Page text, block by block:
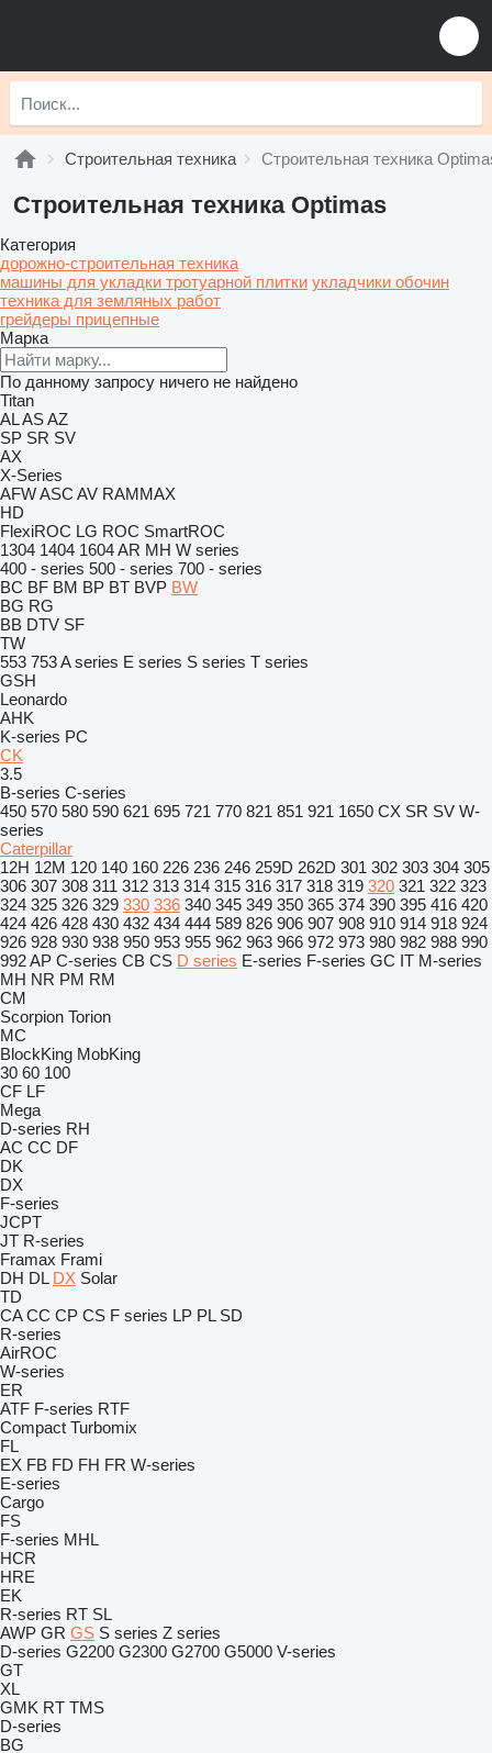
Строительная техника Строительная техника
Строительная техника Optimas
Категория
дорожно-строительная техника
машины для укладки тротуарной плитки укладчики обочин
техника для земляных работ
грейдеры прицепные
Марка
По данному запросу ничего не найдено
Titan
ALASAZ
SP SR SV
AX
X-Series
AFWASC AV RAMMAX
HD
FlexiROC LG ROC SmartROC
1304 1404 1604AR MH W series
400 - series 500 - series 700 - series
BC BF BM BP BT BVP BW
BG RG
BB DTV SF
TW
553 753A series E series S series T series
GSH
Leonardo
AHK
K-series PC
CK
3.5
B-series C-series
450 570 580 590 621 695 721 770 821 851 921 1650 CX SR SV W-
series
Caterpillar
12H 12M 120 140 160 226 236 246 259D 262D 301 302 303 304 305
306 307 308 311 312 313 314 315 316 317 318 319 320 321 322 323
324 325 326 329 330 336 340 345 349 350 365 374 390 395 416 420
424 426 428 430 432 434 444 589 826 906 907 908 910 914 918 924
926 928 930 938 950 953 955 962 963 966 972 973 980 982 988 990
992AP C-series CB CS D series E-series F-series GC IT M-series
MH NR PM RM
CM
Scorpion Torion
MC
BlockKing MobKing
30 60 100
CF LF
Mega
D-series RH
AC CC DF
DK
DX
F-series
JCPT
JT R-series
Framax Frami
DH DL DX Solar
TD
CA CC CP CS F series LP PL SD
R-series
AirROC
W-series
ER
ATF F-series RTF
Compact Turbomix
FL
EX FB FD FH FR W-series
E-series
Cargo
FS
F-series MHL
HCR
HRE
EK
R-series RT SL
AWP GR GS S series Z series
D-series G2200 G2300 G2700 G5000 V-series
GT
XL
GMK RT TMS
D-series
BG